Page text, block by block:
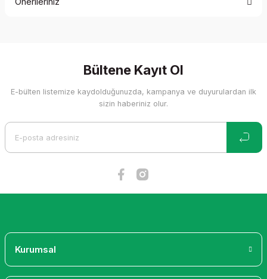
Görüş ve önerileriniz için teşekkür ederiz.
Ürün resmi kalitesiz, bozuk veya görüntülenemiyor.
Bültene Kayıt Ol
E-bülten listemize kaydolduğunuzda, kampanya ve duyurulardan ilk
sizin haberiniz olur.
Kurumsal